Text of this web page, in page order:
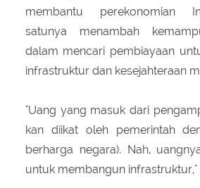
membantu perekonomian
satunya menambah
dalam mencari pembiayaan
infrastruktur dan kesejahteraan
"Uang yang masuk dari
kan diikat oleh pemerintah
berharga negara). Nah,
untuk membangun infrastruktur,"